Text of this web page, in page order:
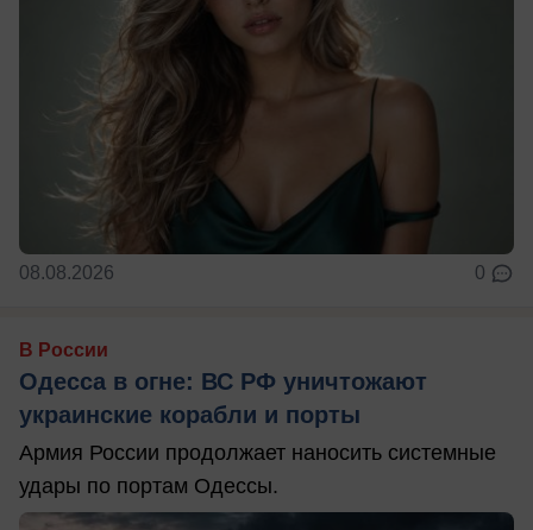
08.08.2026 0
В России
Одесса в огне: ВС РФ уничтожают
украинские корабли и порты
Армия России продолжает наносить системные
удары по портам Одессы.